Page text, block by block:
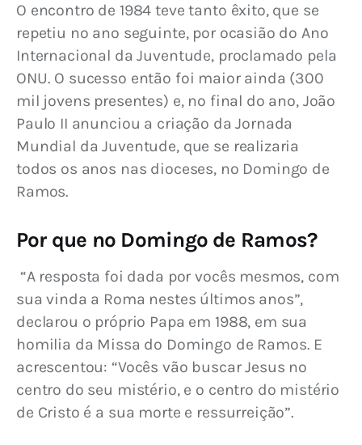
O encontro de 1984 teve tanto êxito, que se
repetiu no ano seguinte, por ocasião do Ano
Internacional da Juventude, proclamado pela
ONU. O sucesso então foi maior ainda (300
mil jovens presentes) e, no final do ano, João
Paulo II anunciou a criação da Jornada
Mundial da Juventude, que se realizaria
todos os anos nas dioceses, no Domingo de
Ramos.
Por que no Domingo de Ramos?
sua vinda a Roma nestes últimos anos”,
declarou o próprio Papa em 1988, em sua
homilia da Missa do Domingo de Ramos. E
acrescentou: “Vocês vão buscar Jesus no
centro do seu mistério, e o centro do mistério
de Cristo é a sua morte e ressurreição”.